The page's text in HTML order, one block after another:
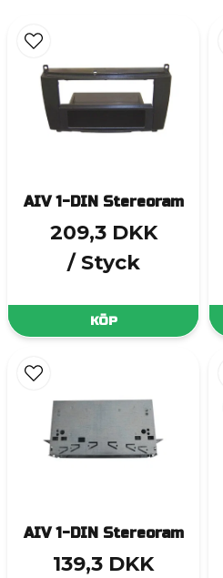
AIV 1-DIN Stereoram
209,3 DKK
/ Styck
KÖP
AIV 1-DIN Stereoram
139,3 DKK